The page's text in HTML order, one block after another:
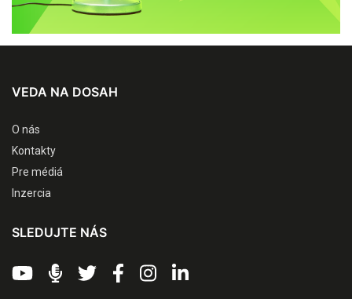
VEDA NA DOSAH
O nás
Kontakty
Pre médiá
Inzercia
SLEDUJTE NÁS